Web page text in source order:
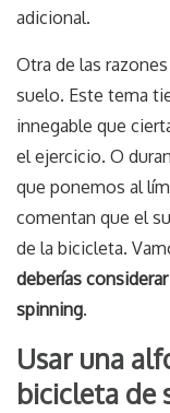
adicional.
Otra de las
suelo. Este tema
innegable que
el ejercicio. O
que ponemos al
comentan que el
de la bicicleta.
deberías
spinning.
Usar una
bicicleta de